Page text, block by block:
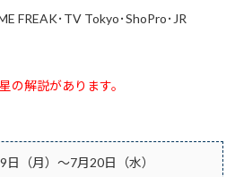
FREAK･TV Tokyo･ShoPro･JR
の解説があります。
日（月）～7月20日（水）